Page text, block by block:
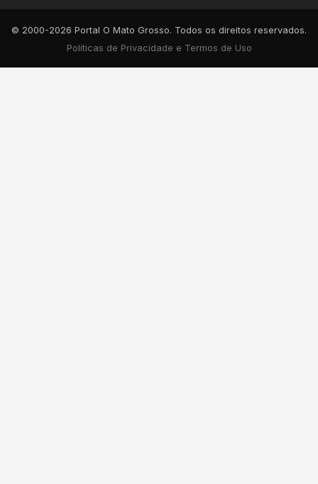
© 2000-2026 Portal O Mato Grosso. Todos os direitos reservados.
Políticas de Privacidade e Termos de Uso